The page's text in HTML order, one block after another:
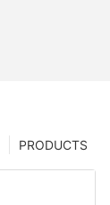
PRODUCTS